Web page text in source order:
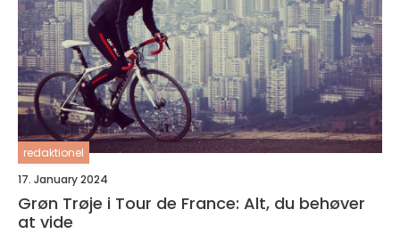
redaktionel
17. January 2024
Grøn Trøje i Tour de France: Alt, du behøver
at vide